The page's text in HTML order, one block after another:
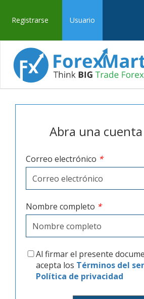
Registrarse Usuario
Abra una
Correo electrónico *
Nombre completo *
Al firmar el presente
acepta los Términos del
Política de privacidad